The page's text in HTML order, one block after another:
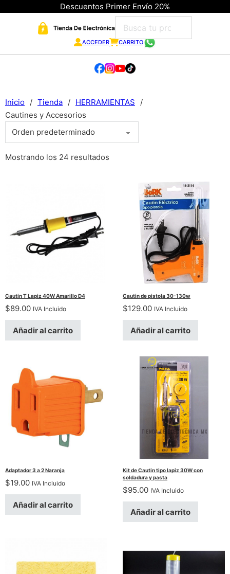
Descuentos Primer Envío 20%
ACCEDER CARRITO
Inicio / Tienda / HERRAMIENTAS
/
Cautines y Accesorios
Mostrando los 24 resultados
Cautin T Lapiz 40W Amarillo D4
$89.00 IVA Incluido
Añadir al carrito
Cautin de pistola 30-130w
$129.00 IVA Incluido
Añadir al carrito
Adaptador 3 a 2 Naranja
$19.00 IVA Incluido
Añadir al carrito
Kit de Cautin tipo lapiz 30W con
soldadura y pasta
$95.00 IVA Incluido
Añadir al carrito